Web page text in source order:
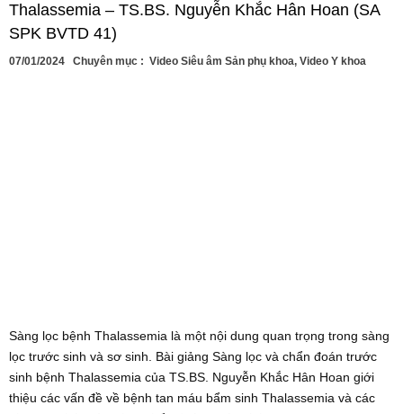
Thalassemia – TS.BS. Nguyễn Khắc Hân Hoan (SA
SPK BVTD 41)
07/01/2024 Chuyên mục : Video Siêu âm Sản phụ khoa, Video Y khoa
Sàng lọc bệnh Thalassemia là một nội dung quan trọng trong sàng
lọc trước sinh và sơ sinh. Bài giảng Sàng lọc và chẩn đoán trước
sinh bệnh Thalassemia của TS.BS. Nguyễn Khắc Hân Hoan giới
thiệu các vấn đề về bệnh tan máu bẩm sinh Thalassemia và các